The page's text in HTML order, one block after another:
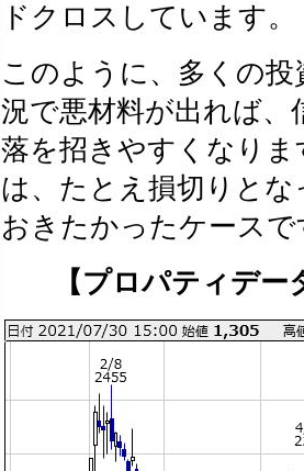
ドクロスしています。
このように、多くの
況で悪材料が出れば、
落を招きやすくなり
は、たとえ損切りと
おきたかったケースで
【プロパティデ